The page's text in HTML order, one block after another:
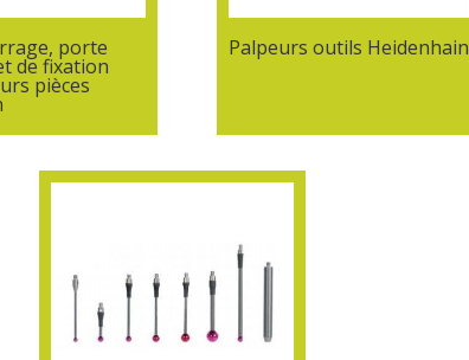
porte
de fixation
pièces
Palpeurs outils Heidenhain